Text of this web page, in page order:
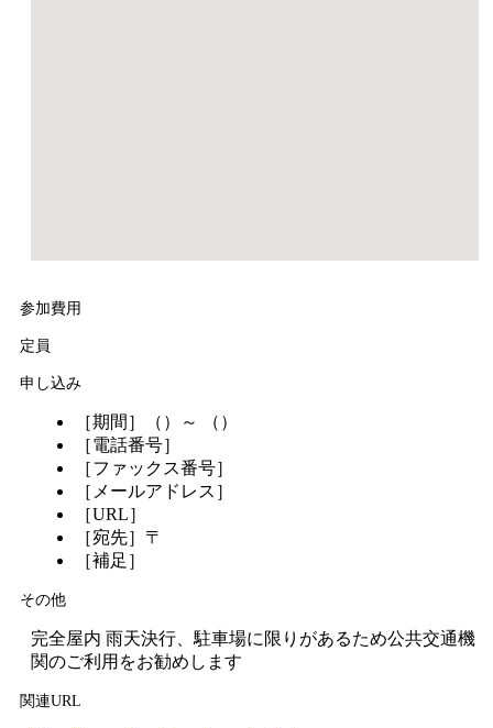
参加費用
定員
申し込み
［期間］（）～ （）
［電話番号］
［ファックス番号］
［メールアドレス］
［URL］
［宛先］〒
［補足］
その他
完全屋内 雨天決行、駐車場に限りがあるため公共交通機
関のご利用をお勧めします
関連URL